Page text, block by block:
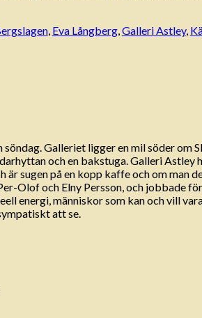
, Eva Långberg, Galleri Astley,
Galleriet ligger en mil söder om
och en bakstuga. Galleri Astley
sugen på en kopp kaffe och om man
Olof och Elny Persson, och jobbade
energi, människor som kan och vill
att se.